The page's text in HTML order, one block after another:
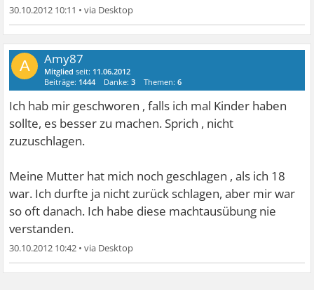
30.10.2012 10:11 •
A Amy87
Mitglied seit: 11.06.2012
Beiträge: 1444 Danke:3 Themen:6
Ich hab mir geschworen , falls ich mal Kinder haben
sollte, es besser zu machen. Sprich , nicht
zuzuschlagen.
Meine Mutter hat mich noch geschlagen , als ich 18
war. Ich durfte ja nicht zurück schlagen, aber mir war
so oft danach. Ich habe diese machtausübung nie
verstanden.
30.10.2012 10:42 •